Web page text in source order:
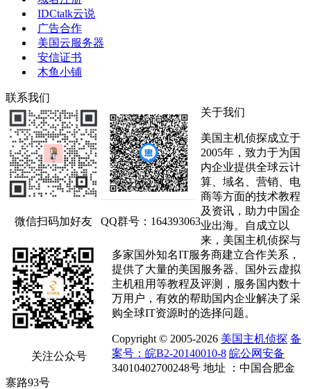
IDCtalk云说
广告合作
美国云服务器
安信证书
木鱼小铺
联系我们
微信扫码加好友 QQ群号：164393063
关注公众号
关于我们
美国主机侦探成立于
2005年，致力于为国
内企业提供全球云计
算、域名、营销、电
商等方面的技术教程
及资讯，助力中国企
业出海。自成立以
来，美国主机侦探与
多家国外知名IT服务商建立合作关系，
提供了大量的美国服务器、国外云虚拟
主机租用等教程及评测，服务国内数十
万用户，有效的帮助国内企业解决了采
购全球IT资源时的选择问题。
Copyright © 2005-2026 美国主机侦探 备
案号：皖B2-20140010-8 皖公网安备
34010402700248号 地址 ：中国合肥金
寨路93号